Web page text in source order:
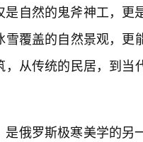
自然的鬼斧神工，更
覆盖的自然景观，更
从传统的民居，到当
俄罗斯极寒美学的另